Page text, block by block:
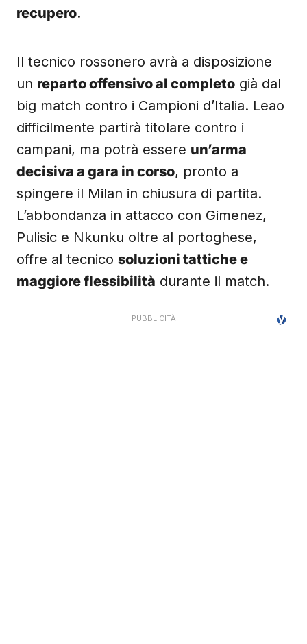
recupero.
Il tecnico rossonero avrà a disposizione
un reparto offensivo al completo già dal
big match contro i Campioni d’Italia. Leao
difficilmente partirà titolare contro i
campani, ma potrà essere un’arma
decisiva a gara in corso, pronto a
spingere il Milan in chiusura di partita.
L’abbondanza in attacco con Gimenez,
Pulisic e Nkunku oltre al portoghese,
offre al tecnico soluzioni tattiche e
maggiore flessibilità durante il match.